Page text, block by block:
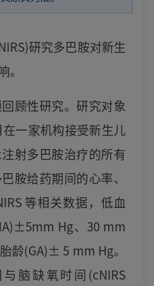
研究多巴胺对新生
顾性研究。研究对象
一家机构接受新生儿
射多巴胺治疗的所有
胺给药期间的心率、
等相关数据，低血
Hg、30 mm
龄(GA)± 5 mm Hg。
脑缺氧时间(cNIRS